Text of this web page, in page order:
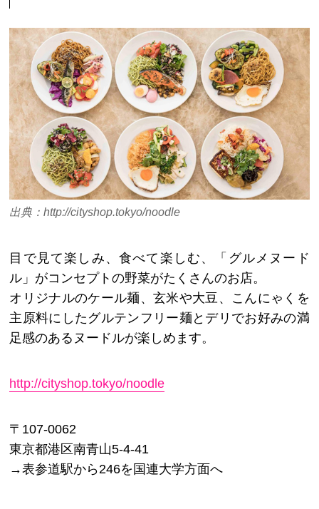
出典：http://cityshop.tokyo/noodle
目で見て楽しみ、食べて楽しむ、「グルメヌード
ル」がコンセプトの野菜がたくさんのお店。
オリジナルのケール麺、玄米や大豆、こんにゃくを
主原料にしたグルテンフリー麺とデリでお好みの満
足感のあるヌードルが楽しめます。
http://cityshop.tokyo/noodle
〒107-0062
東京都港区南青山5-4-41
→表参道駅から246を国連大学方面へ